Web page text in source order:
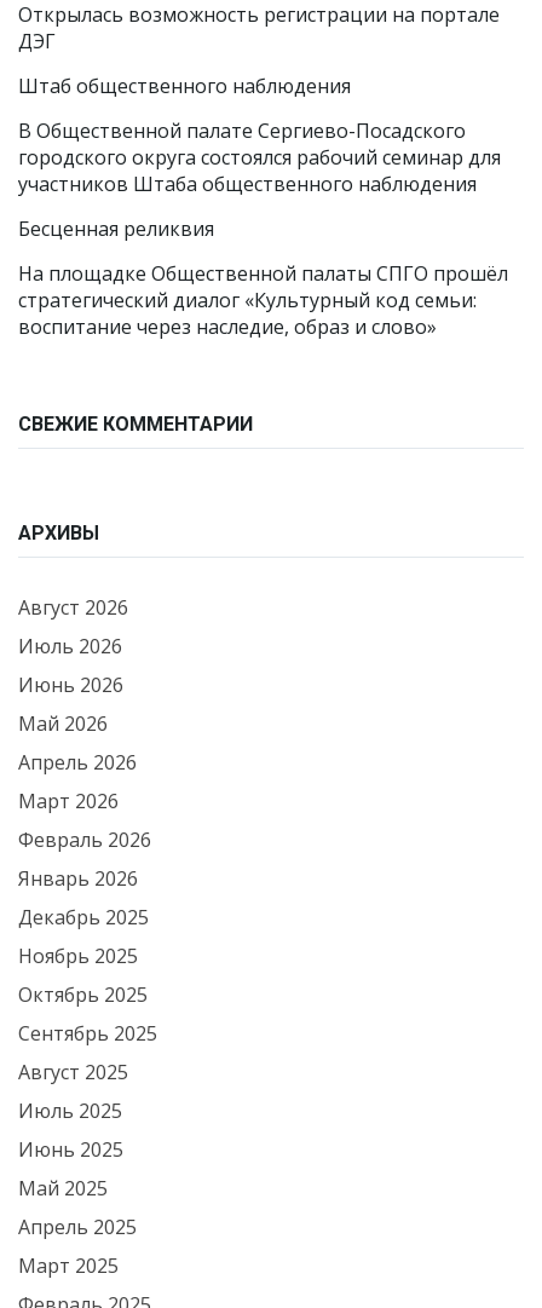
Открылась возможность регистрации на портале
ДЭГ
Штаб общественного наблюдения
В Общественной палате Сергиево-Посадского
городского округа состоялся рабочий семинар для
участников Штаба общественного наблюдения
Бесценная реликвия
На площадке Общественной палаты СПГО прошёл
стратегический диалог «Культурный код семьи:
воспитание через наследие, образ и слово»
СВЕЖИЕ КОММЕНТАРИИ
АРХИВЫ
Август 2026
Июль 2026
Июнь 2026
Май 2026
Апрель 2026
Март 2026
Февраль 2026
Январь 2026
Декабрь 2025
Ноябрь 2025
Октябрь 2025
Сентябрь 2025
Август 2025
Июль 2025
Июнь 2025
Май 2025
Апрель 2025
Март 2025